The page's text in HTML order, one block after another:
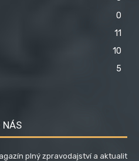
0
11
10
5
NÁS
plný zpravodajství a aktualit